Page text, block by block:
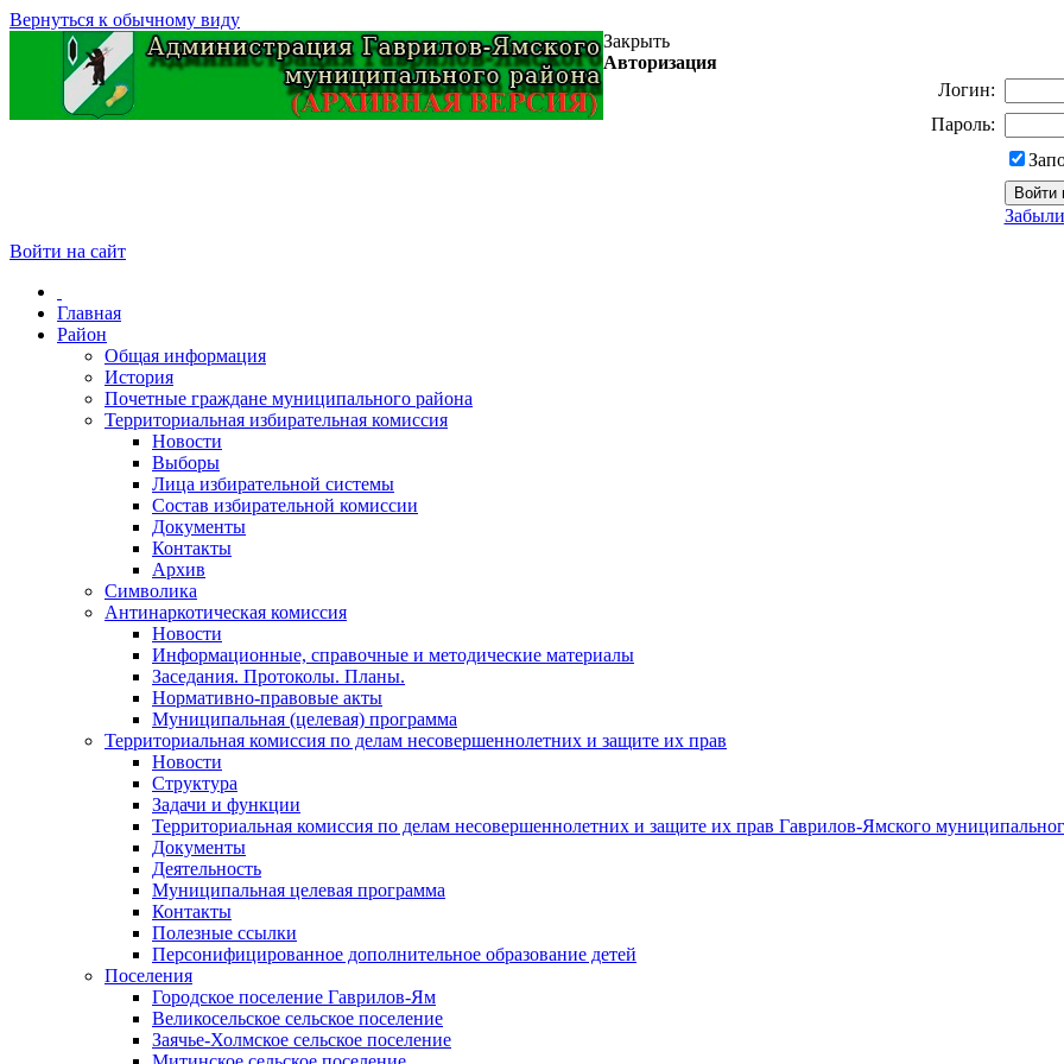
Вернуться к обычному виду
Закрыть
Авторизация
Логин:
Пароль:
Войти на сайт
Главная
Район
Общая информация
История
Почетные граждане муниципального района
Территориальная избирательная комиссия
Новости
Выборы
Лица избирательной системы
Состав избирательной комиссии
Документы
Контакты
Архив
Символика
Антинаркотическая комиссия
Новости
Информационные, справочные и методические материалы
Заседания. Протоколы. Планы.
Нормативно-правовые акты
Муниципальная (целевая) программа
Территориальная комиссия по делам несовершеннолетних и защите их прав
Новости
Структура
Задачи и функции
Территориальная комиссия по делам несовершеннолетних и защите их прав Гаврилов-Ямского
Документы
Деятельность
Муниципальная целевая программа
Контакты
Полезные ссылки
Персонифицированное дополнительное образование детей
Поселения
Городское поселение Гаврилов-Ям
Великосельское сельское поселение
Заячье-Холмское сельское поселение